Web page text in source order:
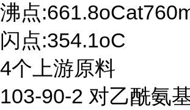
沸点
闪点:354.1oC
4个上游原料
103-90-2 对乙酰氨